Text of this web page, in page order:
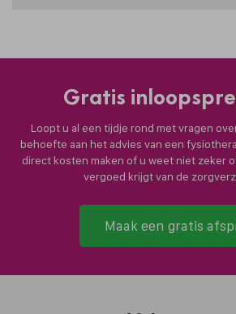
Gratis
Loopt u al een tijdje rond met vragen
behoefte aan het advies van een
direct kosten maken of u weet niet zeker
vergoed krijgt van de
Maak een gratis